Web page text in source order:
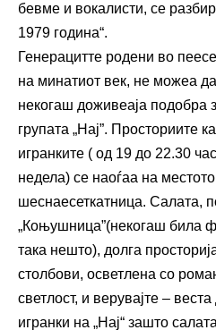
бевме и вокалисти, се
1979 година“.
Генерацитте родени во
на минатиот век, не можеа
некогаш доживеаја подобра
групата „Нај”. Просториите
игранките ( од 19 до 22.30
недела) се наоѓаа на
шеснаесеткатница. Салата,
„Коњушница”(некогаш била
така нешто), долга
столбови, осветлена со
светлост, и верувајте –
игранки на „Нај“ зашто